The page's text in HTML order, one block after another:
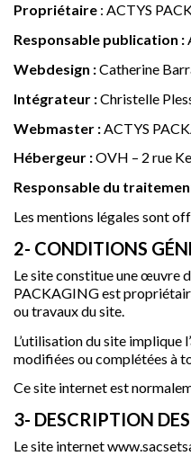
Propriétaire : ACTYS
Responsable publication :
Webdesign :Catherine
Intégrateur :Christelle
Webmaster : ACTYS
Hébergeur :OVH – 2 rue
Responsable du
Les mentions légales sont
2- CONDITIONS
Le site constitue une œuvre
PACKAGING est
ou travaux du site.
L’utilisation du site implique
modifiées ou complétées à
Ce site internet est
3- DESCRIPTION
Le site internet